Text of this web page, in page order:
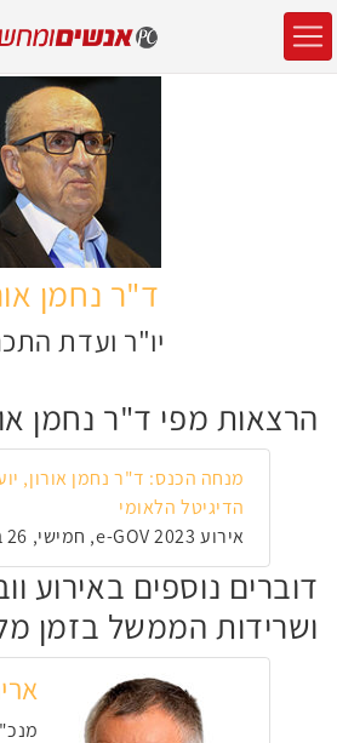
ד"ר נחמן
יו"ר ועדת
הרצאות מפי ד"ר נחמן
מנחה הכנס: ד"ר נחמן אורון,
הדיגיטל הלאומי
אירוע e-GOV 2023, חמישי, 26 בינואר 2023, 09:10
ושרידות הממשל בזמן